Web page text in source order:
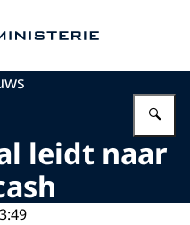
leidt naar